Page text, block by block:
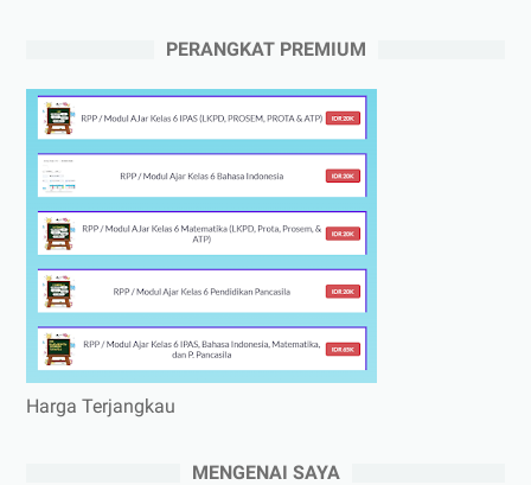
PERANGKAT PREMIUM
Harga Terjangkau
MENGENAI SAYA